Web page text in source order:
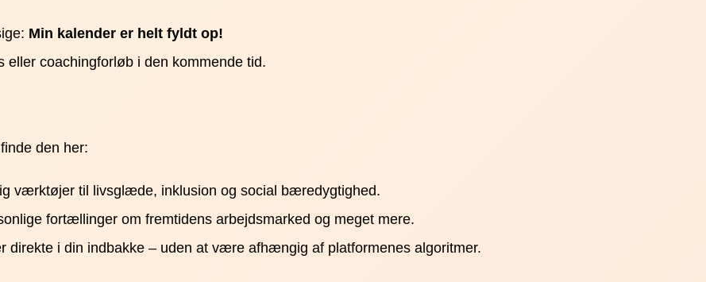
Min kalender er helt fyldt op!
eller coachingforløb i den kommende tid.
den her:
værktøjer til livsglæde, inklusion og social bæredygtighed.
fortællinger om fremtidens arbejdsmarked og meget mere.
direkte i din indbakke – uden at være afhængig af platformenes algoritmer.